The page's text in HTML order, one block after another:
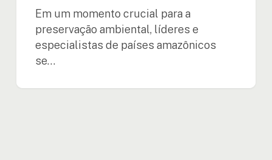
Em um momento crucial para a
preservação ambiental, líderes e
especialistas de países amazônicos
se…